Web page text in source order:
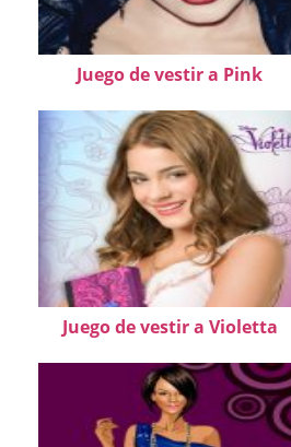
Juego de vestir a Pink
Juego de vestir a Violetta